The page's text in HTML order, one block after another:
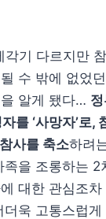
각기 다르지만
수 밖에 없었
알게 됐다…
를 ‘사망자’로,
사를 축소하려
을 조롱하는 2
대한 관심조차
욱 고통스럽게